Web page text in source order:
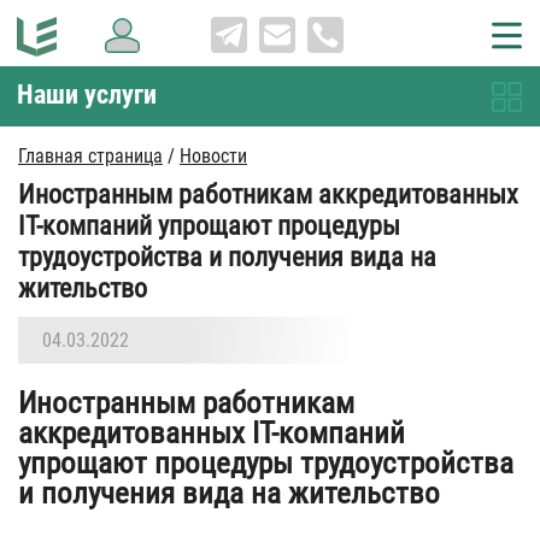
Наши услуги
Главная страница / Новости
Иностранным работникам аккредитованных
IT-компаний упрощают процедуры
трудоустройства и получения вида на
жительство
04.03.2022
Иностранным работникам
аккредитованных IT-компаний
упрощают процедуры трудоустройства
и получения вида на жительство